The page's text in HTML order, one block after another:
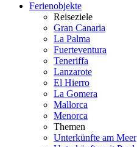
Ferienobjekte
Reiseziele
Gran Canaria
La Palma
Fuerteventura
Teneriffa
Lanzarote
El Hierro
La Gomera
Mallorca
Menorca
Themen
Unterkünfte am Meer